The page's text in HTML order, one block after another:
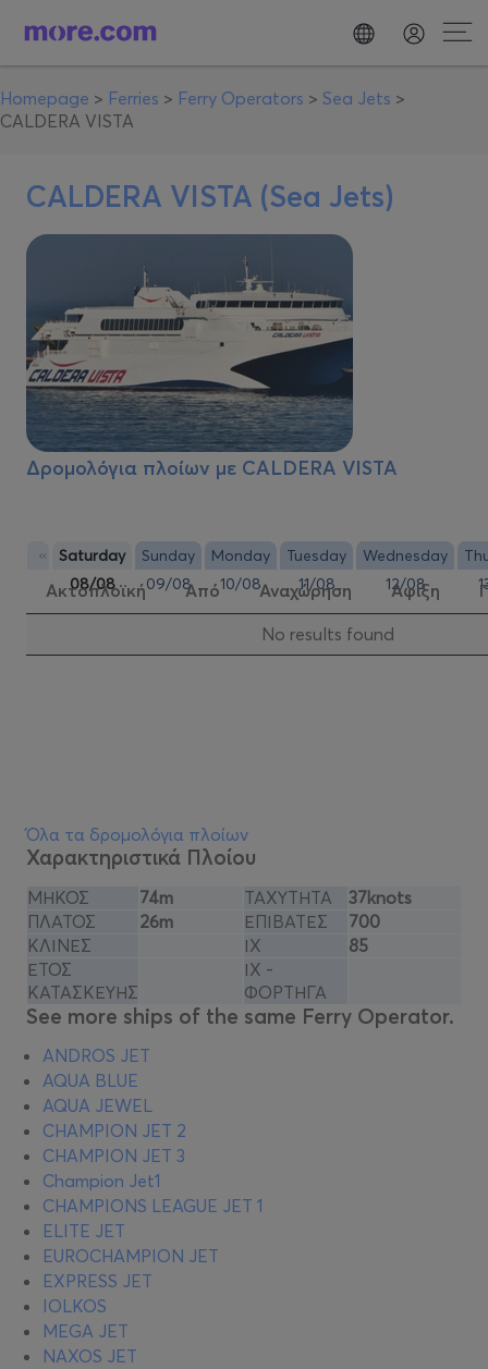
Homepage > Ferries > Ferry Operators > Sea Jets >
CALDERA VISTA
CALDERA VISTA (Sea Jets)
Δρομολόγια πλοίων με CALDERA VISTA
«
Saturday
08/08
Sunday
09/08
Monday
10/08
Tuesday
11/08
Wednesday
12/08
Ακτοπλοϊκή Από Αναχώρηση Αφιξη
Νo results found
Όλα τα δρομολόγια πλοίων
Χαρακτηριστικά Πλοίου
ΜΗΚΟΣ 74m ΤΑΧΥΤΗΤΑ
37knots
ΠΛΑΤΟΣ
26m ΕΠΙΒΑΤΕΣ
700
ΚΛΙΝΕΣ
ΙΧ
85
ΕΤΟΣ
ΚΑΤΑΣΚΕΥΗΣ
ΙΧ -
ΦΟΡΤΗΓΑ
See more ships of the same Ferry Operator.
ANDROS JET
AQUA BLUE
AQUA JEWEL
CHAMPION JET 2
CHAMPION JET 3
Champion Jet1
CHAMPIONS LEAGUE JET 1
ELITE JET
EUROCHAMPION JET
EXPRESS JET
IOLKOS
MEGA JET
NAXOS JET